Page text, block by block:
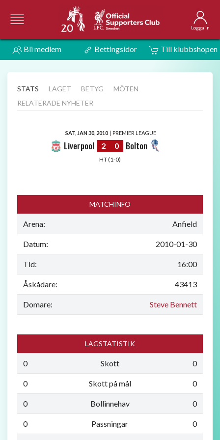
Logga in
Bli medlem Bettingsidor Till klubbshopen
STATS LAGET BETYG
MÖTEN
RELATERADE NYHETER
SAT, JAN 30, 2010 | PREMIER LEAGUE
Liverpool 2 0 Bolton
HT (1-0)
MATCHINFO
Arena: Anfield
Datum: 2010-01-30
Tid: 16:00
Åskådare: 43413
Domare: Steve Bennett
LAGSTATISTIK
0 Skott 0
0 Skott på mål 0
0 Bollinnehav 0
0 Passningar 0